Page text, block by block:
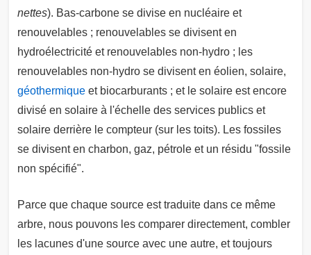
nettes). Bas-carbone se divise en nucléaire et
renouvelables ; renouvelables se divisent en
hydroélectricité et renouvelables non-hydro ; les
renouvelables non-hydro se divisent en éolien, solaire,
géothermique et biocarburants ; et le solaire est encore
divisé en solaire à l'échelle des services publics et
solaire derrière le compteur (sur les toits). Les fossiles
se divisent en charbon, gaz, pétrole et un résidu "fossile
non spécifié".
Parce que chaque source est traduite dans ce même
arbre, nous pouvons les comparer directement, combler
les lacunes d'une source avec une autre, et toujours